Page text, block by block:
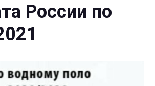
России по